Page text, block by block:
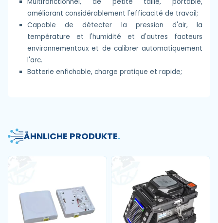
améliorant considérablement l'efficacité de travail;
Capable de détecter la pression d'air, la
température et l'humidité et d'autres facteurs
environnementaux et de calibrer automatiquement
l'arc.
Batterie enfichable, charge pratique et rapide;
ÄHNLICHE PRODUKTE.